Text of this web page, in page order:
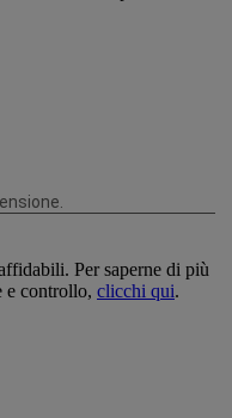
Per saperne di più
e controllo, clicchi qui.